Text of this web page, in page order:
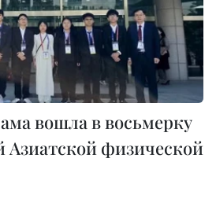
вошла в восьмерку
физической